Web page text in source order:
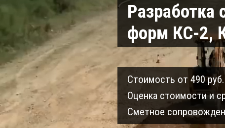
Cтоимость от 490 руб.
Оценка стоимости и
Сметное
Разработка
форм КС-2,